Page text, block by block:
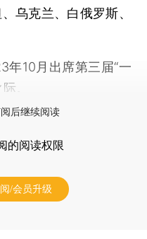
乌克兰、白俄罗斯、
10月出席第三届“一
。
后继续阅读
的阅读权限
/会员升级